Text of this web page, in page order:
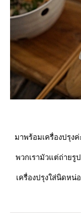
มาพร้อมเครื่องปรุง
พวกเรามัวแต่ถ่ายรู
เครื่องปรุงใส่นิดหน่